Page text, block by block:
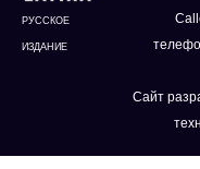
РУССКОЕ
ИЗДАНИЕ
Сайт